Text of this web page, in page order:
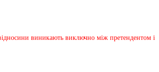
відносини виникають виключно між претендентом і